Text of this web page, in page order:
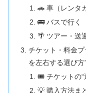
🚗 車（レンタ
🚌 バスで行く
🌴 ツアー・送
チケット・料金
を左右する選び方
🎟 チケットの“
💡 購入方法ま